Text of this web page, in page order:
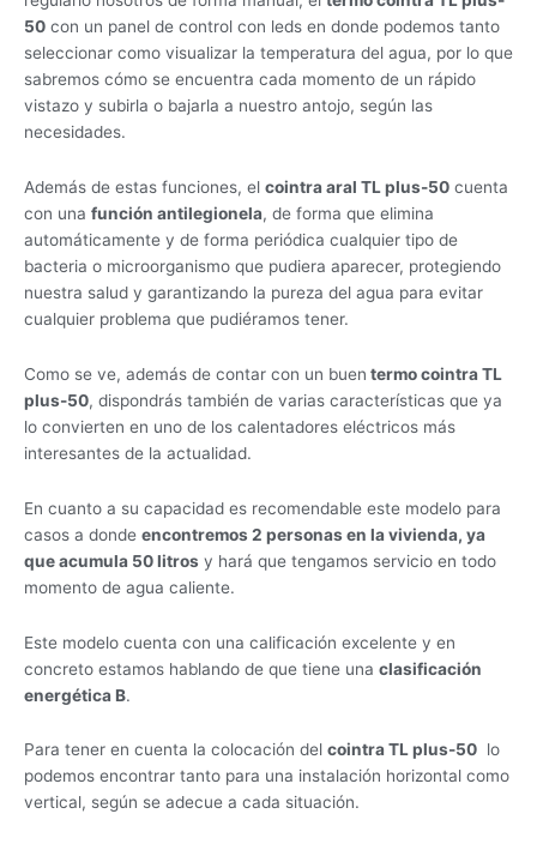
50 con un panel de control con leds en donde podemos tanto
seleccionar como visualizar la temperatura del agua, por lo que
sabremos cómo se encuentra cada momento de un rápido
vistazo y subirla o bajarla a nuestro antojo, según las
necesidades.
Además de estas funciones, el cointra aral TL plus-50 cuenta
con una función antilegionela, de forma que elimina
automáticamente y de forma periódica cualquier tipo de
bacteria o microorganismo que pudiera aparecer, protegiendo
nuestra salud y garantizando la pureza del agua para evitar
cualquier problema que pudiéramos tener.
Como se ve, además de contar con un buen termo cointra TL
plus-50, dispondrás también de varias características que ya
lo convierten en uno de los calentadores eléctricos más
interesantes de la actualidad.
En cuanto a su capacidad es recomendable este modelo para
casos a donde encontremos 2 personas en la vivienda, ya
que acumula 50 litros y hará que tengamos servicio en todo
momento de agua caliente.
Este modelo cuenta con una calificación excelente y en
concreto estamos hablando de que tiene una clasificación
energética B.
Para tener en cuenta la colocación del cointra TL plus-50 lo
podemos encontrar tanto para una instalación horizontal como
vertical, según se adecue a cada situación.